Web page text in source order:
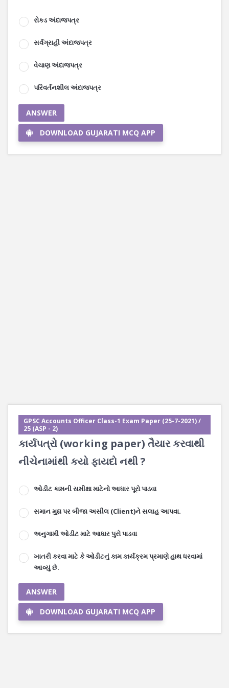
રોકડ અંદાજપત્ર
સર્વગ્રાહી અંદાજપત્ર
વેચાણ અંદાજપત્ર
પરિવર્તનશીલ અંદાજપત્ર
ANSWER
DOWNLOAD GUJARATI MCQ APP
GPSC Accounts Officer Class-1 Exam Paper (25-7-2021) /
25 (ASP - 2)
કાર્યપત્રો (working paper) તૈયાર કરવાથી
નીચેનામાંથી કયો ફાયદો નથી ?
ઓડીટ કામની સમીક્ષા માટેનો આધાર પૂરો પાડવા
સમાન મુદ્દા પર બીજા અસીલ (Client)ને સલાહ આપવા.
અનુગામી ઓડીટ માટે આધાર પુરો પાડવા
ખાતરી કરવા માટે કે ઓડીટનું કામ કાર્યક્રમ પ્રમાણે હાથ ધરવામાં
આવ્યું છે.
ANSWER
DOWNLOAD GUJARATI MCQ APP